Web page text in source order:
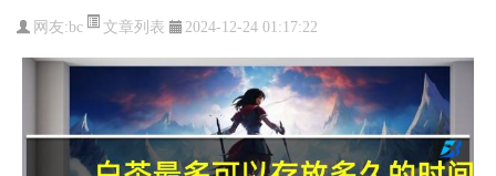
网友:bc 文章列表 2024-12-24 01:17:22